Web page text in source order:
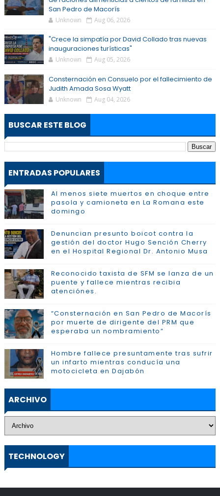
San Pedro de Macorís
Unknown Aug 06, 2026
"Crece la simpatía por David Collado tras nuevas
inauguraciones turísticas"
Unknown Aug 05, 2026
Consternación en Consuelo por el fallecimiento de
Judith Amada Sosa Wyatt
Unknown Aug 04, 2026
BUSCAR ESTE BLOG
ENTRADAS POPULARES
Al menos siete muertos en choque entre
pasola y camioneta en La Romana este
domingo
Denuncian presunto boicot contra la
gestión del doctor Hugo Sención Cherry
en el Hospital Regional Dr. Antonio Musa
Reconocido taxista de SFM se lanza de un
puente y fallece mientras recibia
atenciónes.
“Consternación en San Pedro de Macorís
por muerte de dirigente del PRM que
esperaba un nombramiento”
Hombre fallece presuntamente tras sufrir
un infarto mientras conducía una
motocicleta en Dajabón
ARCHIVO
TECHNOLOGY